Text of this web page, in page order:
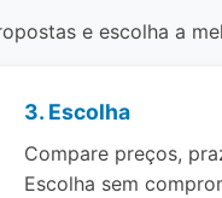
e escolha a
3. Escolha
Compare preços,
Escolha sem